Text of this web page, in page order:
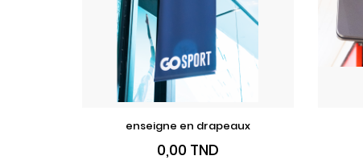
enseigne en drapeaux
Prix
0,00 TND
VOIR LE PRODUIT